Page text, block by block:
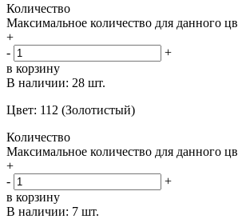
Количество
Максимальное количество для данного
+
-
+
в корзину
В наличии: 28 шт.
Цвет: 112 (Золотистый)
Количество
Максимальное количество для данного
+
-
+
в корзину
В наличии: 7 шт.